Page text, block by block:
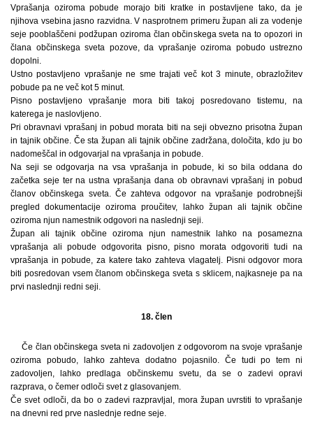
Vprašanja oziroma pobude morajo biti kratke in postavljene tako, da je
njihova vsebina jasno razvidna. V nasprotnem primeru župan ali za vodenje
seje pooblaščeni podžupan oziroma član občinskega sveta na to opozori in
člana občinskega sveta pozove, da vprašanje oziroma pobudo ustrezno
dopolni.
Ustno postavljeno vprašanje ne sme trajati več kot 3 minute, obrazložitev
pobude pa ne več kot 5 minut.
Pisno postavljeno vprašanje mora biti takoj posredovano tistemu, na
katerega je naslovljeno.
Pri obravnavi vprašanj in pobud morata biti na seji obvezno prisotna župan
in tajnik občine. Če sta župan ali tajnik občine zadržana, določita, kdo ju bo
nadomeščal in odgovarjal na vprašanja in pobude.
Na seji se odgovarja na vsa vprašanja in pobude, ki so bila oddana do
začetka seje ter na ustna vprašanja dana ob obravnavi vprašanj in pobud
članov občinskega sveta. Če zahteva odgovor na vprašanje podrobnejši
pregled dokumentacije oziroma proučitev, lahko župan ali tajnik občine
oziroma njun namestnik odgovori na naslednji seji.
Župan ali tajnik občine oziroma njun namestnik lahko na posamezna
vprašanja ali pobude odgovorita pisno, pisno morata odgovoriti tudi na
vprašanja in pobude, za katere tako zahteva vlagatelj. Pisni odgovor mora
biti posredovan vsem članom občinskega sveta s sklicem, najkasneje pa na
prvi naslednji redni seji.
18. člen
Če član občinskega sveta ni zadovoljen z odgovorom na svoje vprašanje
oziroma pobudo, lahko zahteva dodatno pojasnilo. Če tudi po tem ni
zadovoljen, lahko predlaga občinskemu svetu, da se o zadevi opravi
razprava, o čemer odloči svet z glasovanjem.
Če svet odloči, da bo o zadevi razpravljal, mora župan uvrstiti to vprašanje
na dnevni red prve naslednje redne seje.